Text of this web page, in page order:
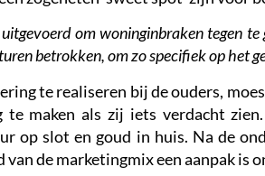
uitgevoerd om woninginbraken tegen
betrokken, om zo specifiek op het
te realiseren bij de ouders,
te maken als zij iets verdacht
op slot en goud in huis. Na de
van de marketingmix een aanpak is